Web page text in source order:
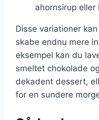
ahornsirup
Disse variationer
skabe endnu mere
eksempel kan du
smeltet chokolade
dekadent dessert,
for en sundere